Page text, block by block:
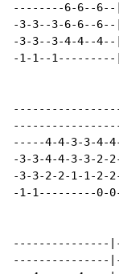
--------6-6--
-3-3--3-6-
-3-3--3-4-
-1-1--1---------
-----4-4-3-3-
-3-3-4-4-3-
-3-3-2-2-1-
-1-1---------
---------------
---------------